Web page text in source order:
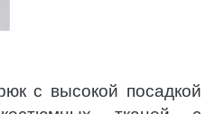
с высокой посадкой